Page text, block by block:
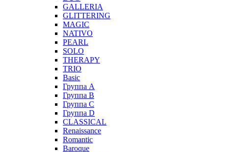
GALLERIA
GLITTERING
MAGIC
NATIVO
PEARL
SOLO
THERAPY
TRIO
Basic
Группа А
Группа B
Группа С
Группа D
CLASSICAL
Renaissance
Romantic
Baroque